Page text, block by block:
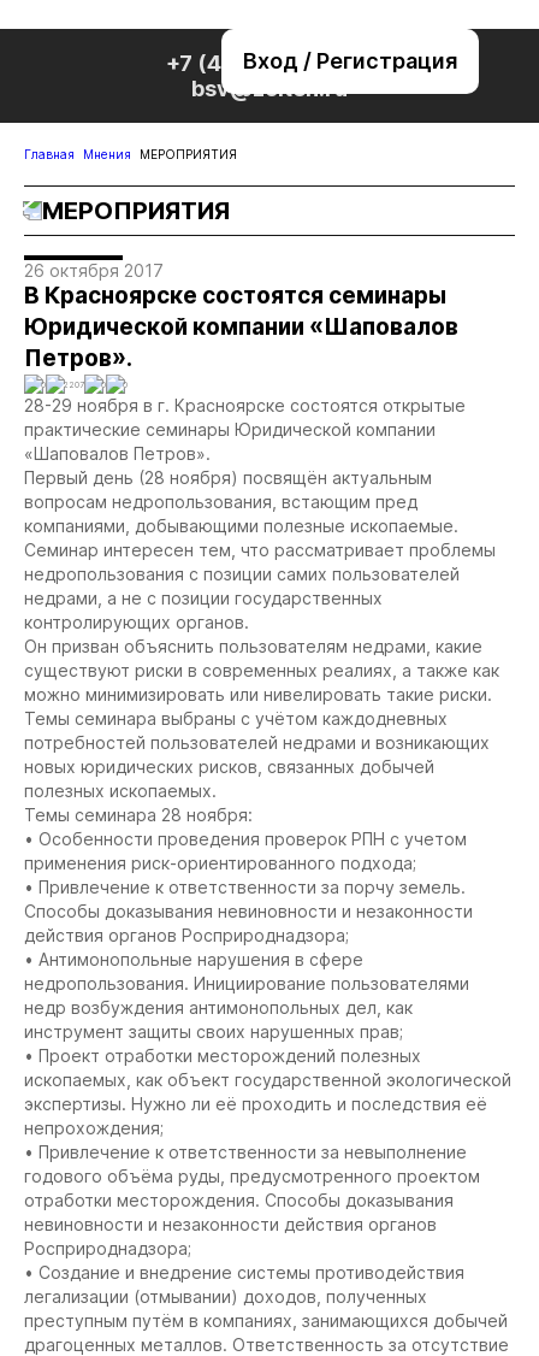
Вход / Регистрация
+7 (495) 221-76-32
bsv@zolteh.ru
Главная Мнения МЕРОПРИЯТИЯ
МЕРОПРИЯТИЯ
26 октября 2017
В Красноярске состоятся семинары
Юридической компании «Шаповалов
Петров».
0 2207 0 0
28-29 ноября в г. Красноярске состоятся открытые
практические семинары Юридической компании
«Шаповалов Петров».
Первый день (28 ноября) посвящён актуальным
вопросам недропользования, встающим пред
компаниями, добывающими полезные ископаемые.
Семинар интересен тем, что рассматривает проблемы
недропользования с позиции самих пользователей
недрами, а не с позиции государственных
контролирующих органов.
Он призван объяснить пользователям недрами, какие
существуют риски в современных реалиях, а также как
можно минимизировать или нивелировать такие риски.
Темы семинара выбраны с учётом каждодневных
потребностей пользователей недрами и возникающих
новых юридических рисков, связанных добычей
полезных ископаемых.
Темы семинара 28 ноября:
• Особенности проведения проверок РПН с учетом
применения риск-ориентированного подхода;
• Привлечение к ответственности за порчу земель.
Способы доказывания невиновности и незаконности
действия органов Росприроднадзора;
• Антимонопольные нарушения в сфере
недропользования. Инициирование пользователями
недр возбуждения антимонопольных дел, как
инструмент защиты своих нарушенных прав;
• Проект отработки месторождений полезных
ископаемых, как объект государственной экологической
экспертизы. Нужно ли её проходить и последствия её
непрохождения;
• Привлечение к ответственности за невыполнение
годового объёма руды, предусмотренного проектом
отработки месторождения. Способы доказывания
невиновности и незаконности действия органов
Росприроднадзора;
• Создание и внедрение системы противодействия
легализации (отмывании) доходов, полученных
преступным путём в компаниях, занимающихся добычей
драгоценных металлов. Ответственность за отсутствие